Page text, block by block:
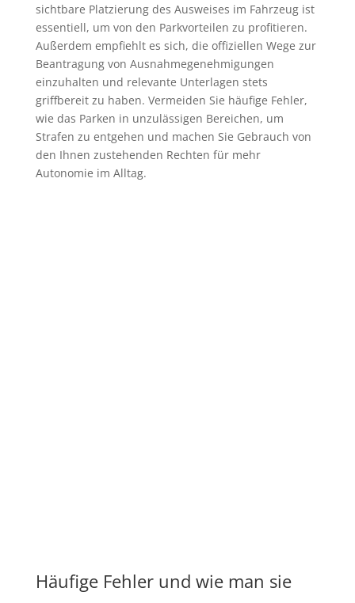
sichtbare Platzierung des Ausweises im Fahrzeug ist
essentiell, um von den Parkvorteilen zu profitieren.
Außerdem empfiehlt es sich, die offiziellen Wege zur
Beantragung von Ausnahmegenehmigungen
einzuhalten und relevante Unterlagen stets
griffbereit zu haben. Vermeiden Sie häufige Fehler,
wie das Parken in unzulässigen Bereichen, um
Strafen zu entgehen und machen Sie Gebrauch von
den Ihnen zustehenden Rechten für mehr
Autonomie im Alltag.
Häufige Fehler und wie man sie